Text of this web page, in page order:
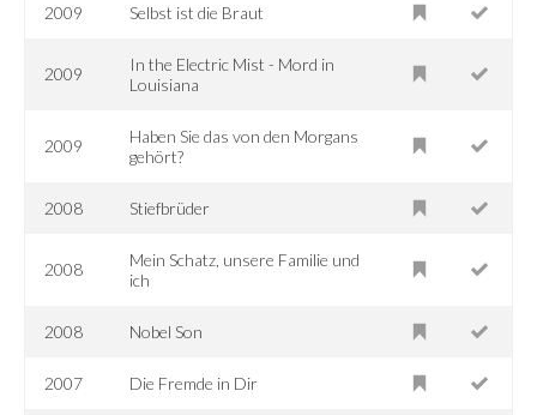
2009 Selbst ist die Braut
2009
In the Electric Mist - Mord in
Louisiana
2009
Haben Sie das von den Morgans
gehört?
2008 Stiefbrüder
2008
Mein Schatz, unsere Familie und
ich
2008 Nobel Son
2007 Die Fremde in Dir